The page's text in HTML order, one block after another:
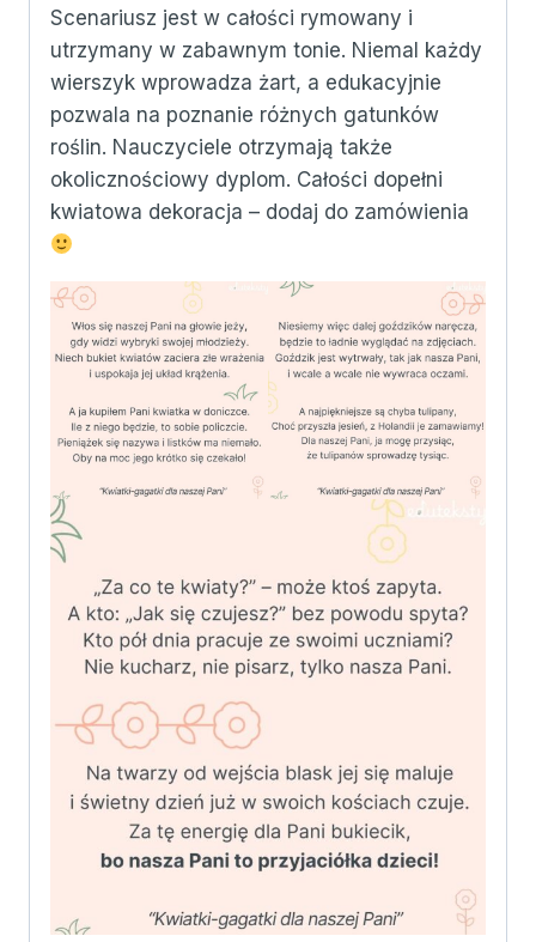
Scenariusz jest w całości rymowany i
utrzymany w zabawnym tonie. Niemal każdy
wierszyk wprowadza żart, a edukacyjnie
pozwala na poznanie różnych gatunków
roślin. Nauczyciele otrzymają także
okolicznościowy dyplom. Całości dopełni
kwiatowa dekoracja – dodaj do zamówienia